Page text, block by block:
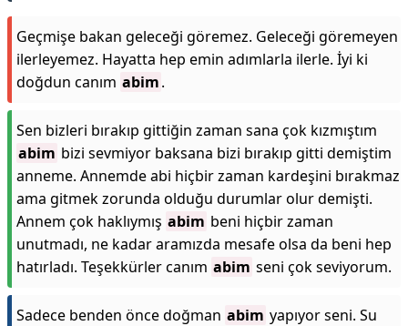
Geçmişe bakan geleceği göremez. Geleceği göremeyen
ilerleyemez. Hayatta hep emin adımlarla ilerle. İyi ki
doğdun canım abim.
Sen bizleri bırakıp gittiğin zaman sana çok kızmıştım
abim bizi sevmiyor baksana bizi bırakıp gitti demiştim
anneme. Annemde abi hiçbir zaman kardeşini bırakmaz
ama gitmek zorunda olduğu durumlar olur demişti.
Annem çok haklıymış abim beni hiçbir zaman
unutmadı, ne kadar aramızda mesafe olsa da beni hep
hatırladı. Teşekkürler canım abim seni çok seviyorum.
Sadece benden önce doğman abim yapıyor seni. Su